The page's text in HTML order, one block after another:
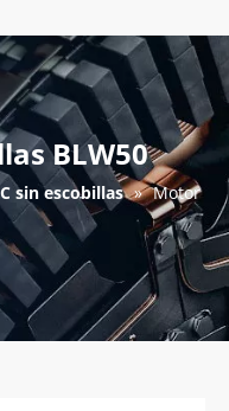
BLW50
sin escobillas » Motor